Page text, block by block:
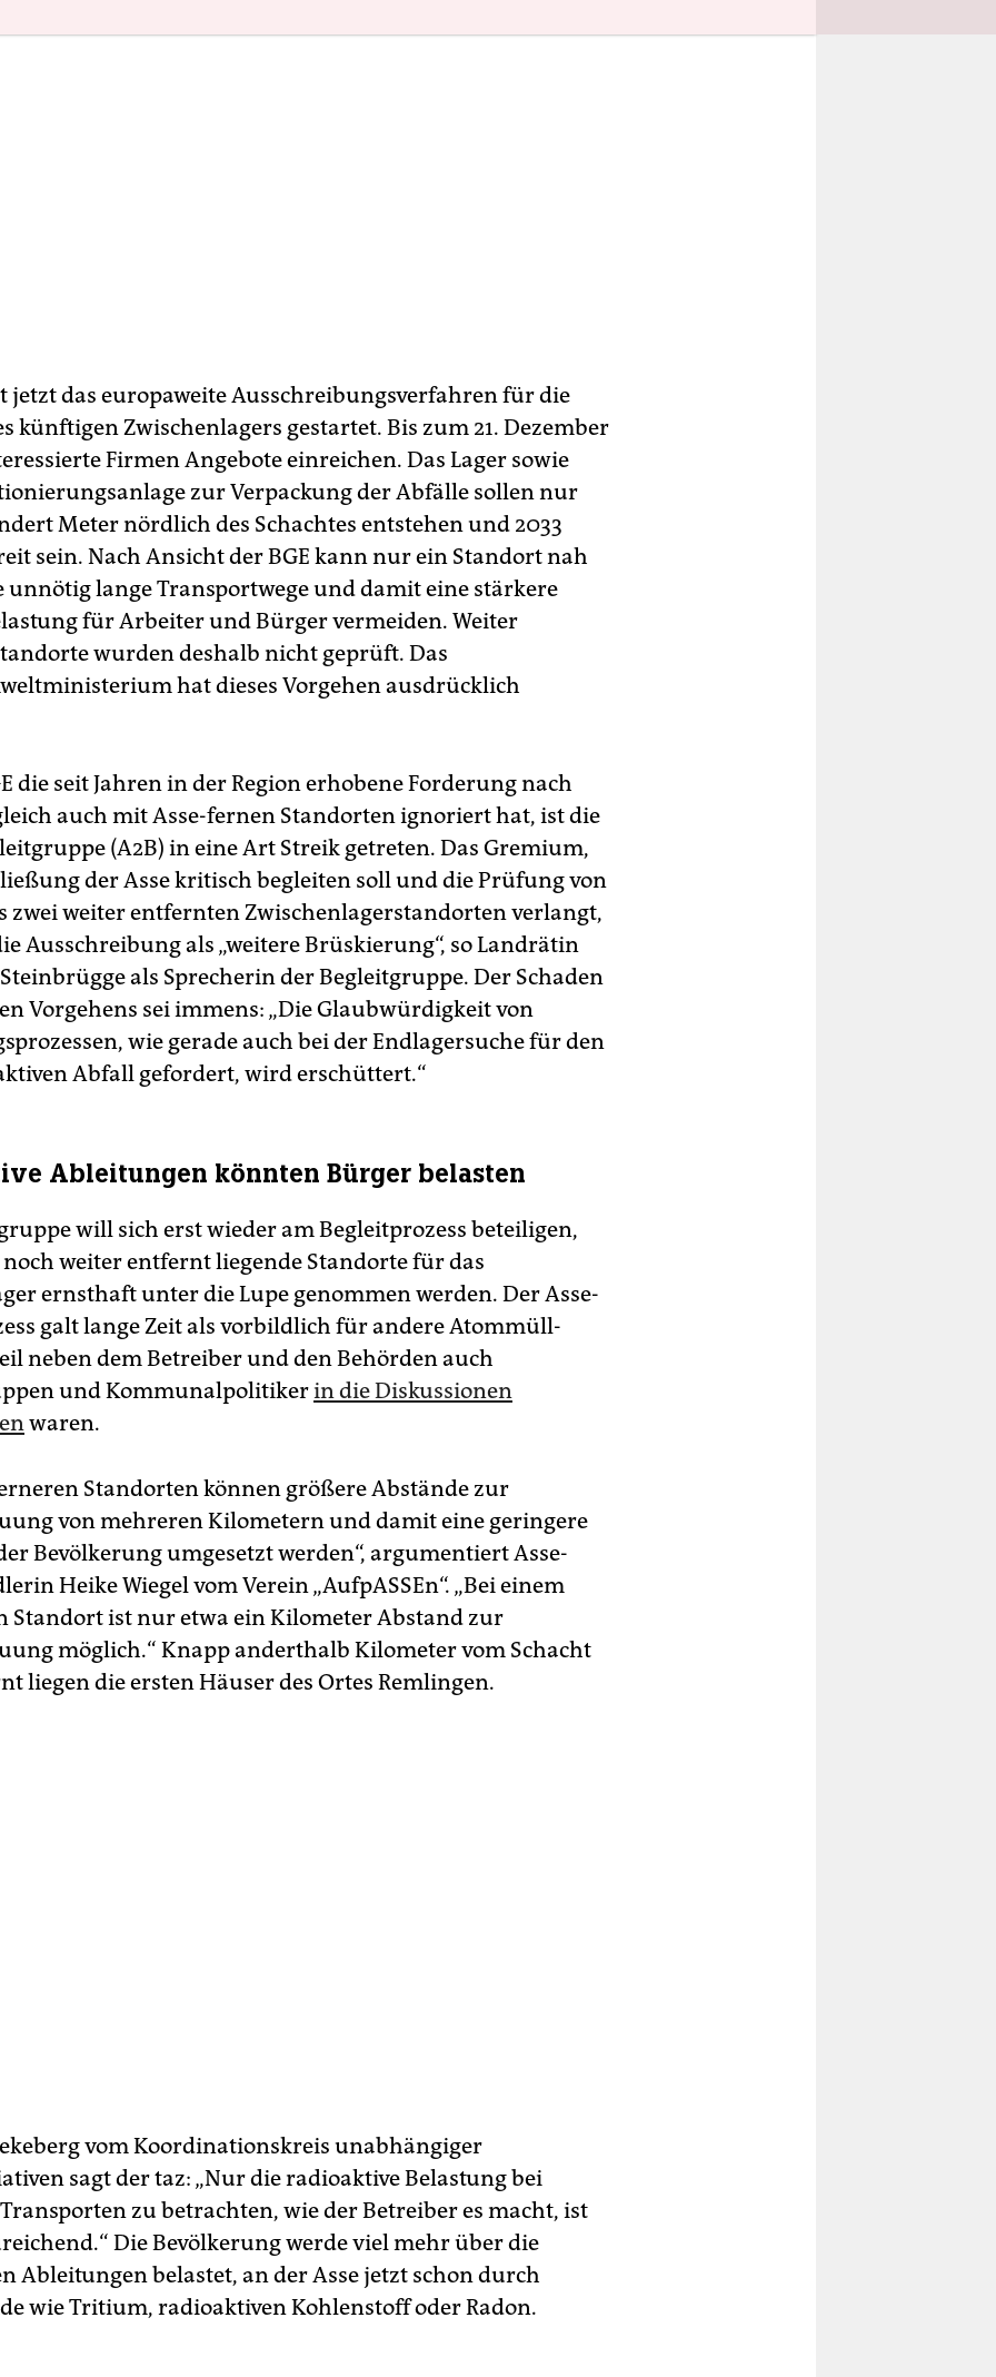
jetzt das europaweite Ausschreibungsverfahren für die
künftigen Zwischenlagers gestartet. Bis zum 21. Dezember
Firmen Angebote einreichen. Das Lager sowie
zur Verpackung der Abfälle sollen nur
Meter nördlich des Schachtes entstehen und 2033
sein. Nach Ansicht der BGE kann nur ein Standort nah
unnötig lange Transportwege und damit eine stärkere
für Arbeiter und Bürger vermeiden. Weiter
wurden deshalb nicht geprüft. Das
hat dieses Vorgehen ausdrücklich
die seit Jahren in der Region erhobene Forderung nach
auch mit Asse-fernen Standorten ignoriert hat, ist die
(A2B) in eine Art Streik getreten. Das Gremium,
der Asse kritisch begleiten soll und die Prüfung von
zwei weiter entfernten Zwischenlagerstandorten verlangt,
Ausschreibung als „weitere Brüskierung“, so Landrätin
als Sprecherin der Begleitgruppe. Der Schaden
Vorgehens sei immens: „Die Glaubwürdigkeit von
wie gerade auch bei der Endlagersuche für den
Abfall gefordert, wird erschüttert.“
Ableitungen könnten Bürger belasten
will sich erst wieder am Begleitprozess beteiligen,
weiter entfernt liegende Standorte für das
ernsthaft unter die Lupe genommen werden. Der Asse-
galt lange Zeit als vorbildlich für andere Atommüll-
neben dem Betreiber und den Behörden auch
und Kommunalpolitikerin die Diskussionen
waren.
Standorten können größere Abstände zur
von mehreren Kilometern und damit eine geringere
Bevölkerung umgesetzt werden“, argumentiert Asse-
Heike Wiegel vom Verein „AufpASSEn“. „Bei einem
Standort ist nur etwa ein Kilometer Abstand zur
möglich.“ Knapp anderthalb Kilometer vom Schacht
liegen die ersten Häuser des Ortes Remlingen.
vom Koordinationskreis unabhängiger
sagt der taz: „Nur die radioaktive Belastung bei
zu betrachten, wie der Betreiber es macht, ist
Die Bevölkerung werde viel mehr über die
Ableitungen belastet, an der Asse jetzt schon durch
wie Tritium, radioaktiven Kohlenstoff oder Radon.